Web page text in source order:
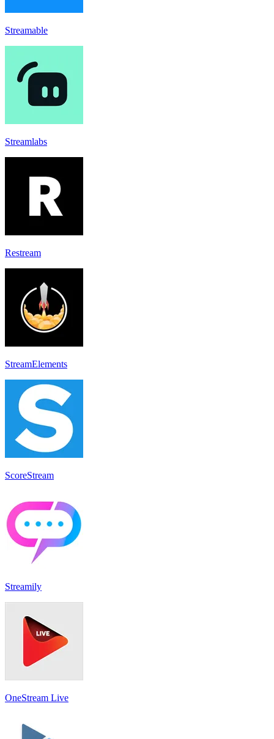
Streamable
Streamlabs
Restream
StreamElements
ScoreStream
Streamily
OneStream Live